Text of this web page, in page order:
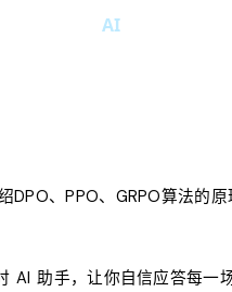
DPO、PPO、GRPO算法的原
AI 助手，让你自信应答每一